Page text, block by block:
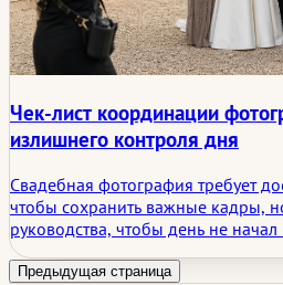
Чек-лист координации
излишнего контроля дня
Свадебная фотография требует
чтобы сохранить важные кадры,
руководства, чтобы день не
этой статье рассматриваются
из числа членов семьи, световые
Предыдущая страница